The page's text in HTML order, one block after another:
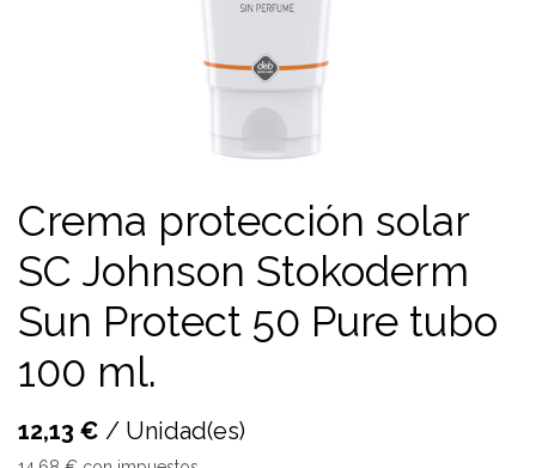
Crema protección solar
SC Johnson Stokoderm
Sun Protect 50 Pure tubo
100 ml.
12,13 € / Unidad(es)